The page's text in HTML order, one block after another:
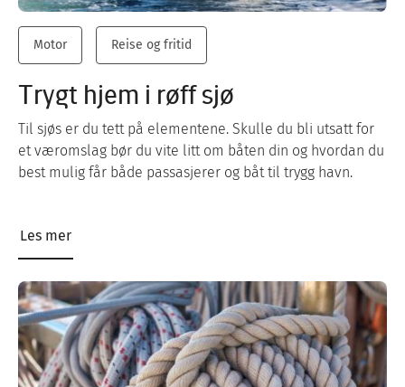
Motor Reise og fritid
Trygt hjem i røff sjø
Til sjøs er du tett på elementene. Skulle du bli utsatt for
et væromslag bør du vite litt om båten din og hvordan du
best mulig får både passasjerer og båt til trygg havn.
Les mer